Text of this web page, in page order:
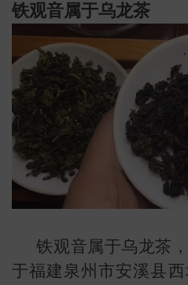
铁观音属于乌龙茶
铁观音属于乌龙茶
于福建泉州市安溪县